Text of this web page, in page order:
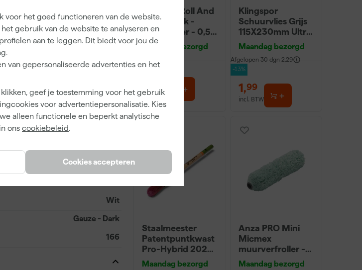
voor het goed functioneren van de website.
gebruik van de website te analyseren en
aan te leggen. Dit biedt voor jou de
van gepersonaliseerde advertenties en het
geef je toestemming voor het gebruik
voor advertentiepersonalisatie. Kies
alleen functionele en beperkt analytische
ons cookiebeleid.
Cookies accepteren
3 tot 5 jaar
16 m²/l
4 h
Wit
Gauze - Dark
166
Go!Paint Roll And
Go Verfbak -
12cm Roller - 0,5L
+ 5 Inzetbakken
Maandag bezorgd
3,
incl. BTW
Klingspor
Schuurvlies Grijs
115X230mm Ultra
Fijn
Maandag bezorgd
Afgelopen 30 dgn 2,29
-13%
1,99
incl. BTW
Staalmeester
Patentpuntkwast
Pro-Hybrid 2020
- 10 (2cm)
Maandag bezorgd
Anza PRO Mini
Micmex
muurverfroller -
10cm
Maandag bezorgd